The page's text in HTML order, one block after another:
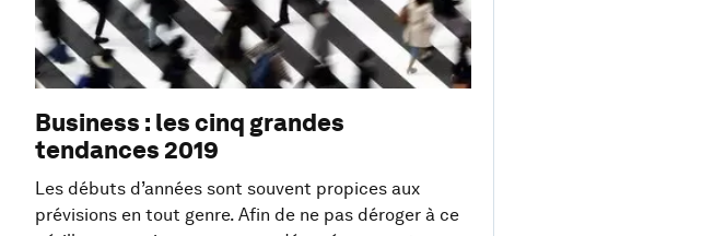
Business : les cinq grandes
tendances 2019
Les débuts d’années sont souvent propices aux
prévisions en tout genre. Afin de ne pas déroger à ce